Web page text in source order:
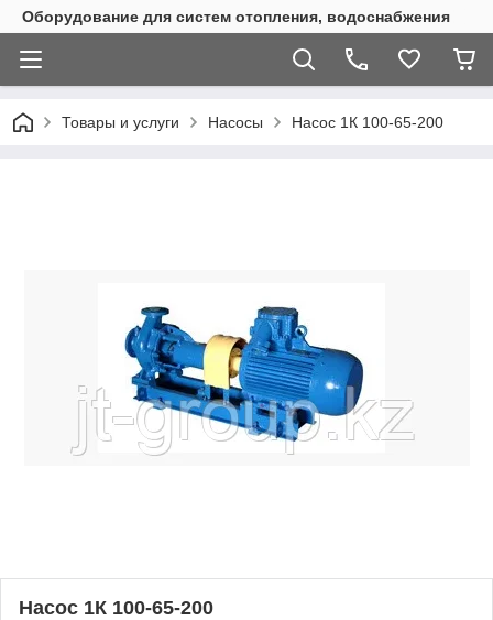
Оборудование для систем отопления, водоснабжения
Товары и услуги Насосы Насос 1К 100-65-200
Насос 1К 100-65-200